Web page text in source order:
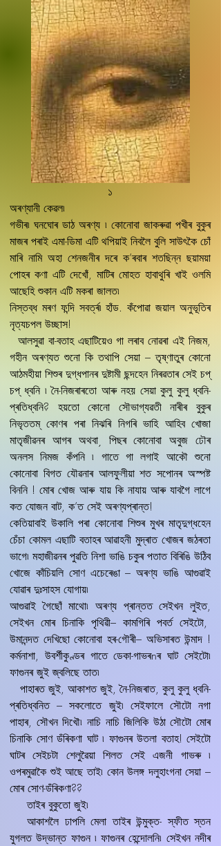
১
অৰণ্যানী কেৱল৷
গভীৰ৷ ঘনঘোৰ ডাঠ অৰণ্য ৷ কোনোবা জাকৰুৱা পখীৰ বুকুৰ
মাজৰ পৰাই এমা-ডিমা এটি থপিয়াই নিবলৈ বুলি সাউৎকৈ চোঁ
মাৰি নামি অহা শেনজনীৰ দৰে ক’ৰবাৰ শতছিন্ন ছয়াময়া
পোহৰ কণা এটি দেখোঁ, মাটিৰ মোহত হাবাথুৰি খাই ওলমি
আছেহি শুকান এটি মকৰা জালত৷
নিস্তব্ধ মৰণ ফন্দি সবৰ্ত্ৰ৷ হাঁড. কঁপোৱা জয়াল অনুভূতিৰ
নৃত্যচপল উচ্ছাস!
আলসুৱা বা-বতাহ এছাটিয়েও গা লৰাব নোৱৰা এই নিজম,
গহীন অৰণ্যত শুনো কি তথাপি সেয়া – তৃষ্ণাতুৰ কোনো
আঠমহীয়া শিশুৰ দুগ্ধপানৰ দুষ্টামী ছন্দহেন নিৰৱতাৰ সেই চপ্‌
চপ্‌ ধ্বনি ৷ নৈ-নিজৰাৰতো আৰু নহয় সেয়া কুলু কুলু ধ্বনি-
প্ৰতিধ্বনি? হয়তো কোনো সৌভাগ্যৱতী নাৰীৰ বুকুৰ
নিভৃততম্‌ কোণৰ পৰা নিঝৰি নিগৰি ভাহি আহিব খোজা
মাতৃজীৱনৰ আগৰ অথবা¸ পিছৰ কোনোবা অবুজ ঢৌৰ
অনলস নিমজ কঁপনি ৷ গাতে গা লগাই আকৌ শুনো
কোনোবা বিগত যৌৱনাৰ আলফুলীয়া শত সপোনৰ অস্পষ্ট
বিননি ! মোৰ খোজ আৰু যায় কি নাযায় আৰু যাবগৈ লাগে
কত যোজন বাট, ক’ত সেই অৰণ্যপ্ৰান্ত!
কেতিয়াবাই উকালি পৰা কোনোবা শিশুৰ মুখৰ মাতৃদুগ্ধহেন
চেঁচা কোমল এছাটি বতাহৰ আৱাহনী মুদ্ৰাত খোজৰ জঠৰতা
ভাগে৷ মহাজীৱনৰ পুৱতি নিশা ভাঙি চকুৰ পতাত বিৰিঙি উঠিব
খোজে কাঁচিয়লি সোণ এচেৰেঙা – অৰণ্য ভাঙি আগুৱাই
যোৱাৰ দুঃসাহস যোগায়৷
আগুৱাই গৈছোঁ মাথো৷ অৰণ্য প্ৰান্তত সেইখন লুইত,
সেইখন মোৰ চিনাকি পৃথিৱী– কামগিৰি পবৰ্ত সেইটো,
উমানন্দত দেখিছো কোনোবা হৰ-গৌৰী– অভিসাৰত উন্মাদ !
কৰ্মনাশা, উবৰ্শীকুণ্ডৰ গাতে ডেকা-গাভৰnৰ ঘাট সেইটো৷
ফাগুনৰ জুই জ্বলিছে তাত৷
পাহাৰত জুই, আকাশত জুই, নৈ-নিজৰাত, কুলু কুলু ধ্বনি-
প্ৰতিধ্বনিত – সকলোতে জুই৷ সেইফালে সৌটো নগা
পাহাৰ, সৌখন দিখৌ৷ নাচি নাচি জিলিকি উঠা সৌটো মোৰ
চিনাকি সোণ ডঁৰিকণা ঘাট ৷ ফাগুনৰ উতলা বতাহ! সেইটো
ঘাটৰ সেইচটা শেলুৱৈয়া শিলত সেই এজনী গাভৰু ৷
ওপৰমুৱাকৈ শুই আছে তাই৷ কোন উলঙ্গ দলুহাংগনা সেয়া –
মোৰ সোণ-ডঁৰিকণা??
তাইৰ বুকুতো জুই৷
আকাশলৈ ঢাপলি মেলা তাইৰ উন্মুক্ত- স্ফীত স্তন
যুগলত উদ্ভান্ত ফাগুন ৷ ফাগুনৰ হেন্দোলনি৷ সেইখন নদীৰ